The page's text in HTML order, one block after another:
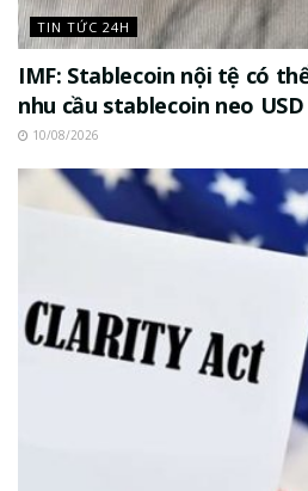
TIN TỨC 24H
IMF: Stablecoin nội tệ có
nhu cầu stablecoin neo USD
10/08/2026